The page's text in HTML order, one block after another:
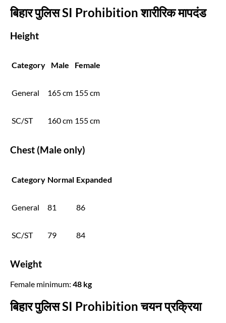
बिहार पुलिस SI Prohibition शारीरिक मापदंड
Height
Category Male Female
General 165 cm 155 cm
SC/ST 160 cm 155 cm
Chest (Male only)
Category Normal Expanded
General 81 86
SC/ST 79 84
Weight
Female minimum: 48 kg
बिहार पुलिस SI Prohibition चयन प्रक्रिया